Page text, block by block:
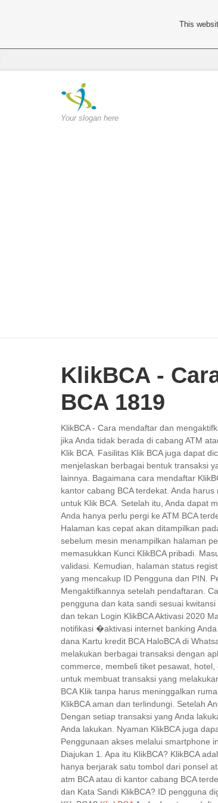
Your slogan here
KlikBCA -
BCA 1819
KlikBCA - Cara mendaftar dan
jika Anda tidak berada di cabang ATM
Klik BCA. Fasilitas Klik BCA juga dapat
menjelaskan berbagai bentuk transaksi
lainnya. Bagaimana cara mendaftar
kantor cabang BCA terdekat. Anda
untuk Klik BCA. Setelah itu, Anda dapat
Anda hanya perlu pergi ke ATM BCA
Halaman kas cepat akan ditampilkan
sebelum mesin menampilkan halaman
memasukkan Kunci KlikBCA pribadi.
validasi. Kemudian, halaman status
yang mencakup ID Pengguna dan PIN.
Mengaktifkannya setelah pendaftaran.
pengguna dan kata sandi sesuai
dan tekan Login KlikBCA Aktivasi 2020
notifikasi �aktivasi internet banking
dana Kartu kredit BCA HaloBCA di
melakukan berbagai transaksi dengan
commerce, membeli tiket pesawat,
untuk membuat transaksi yang
BCA Klik tanpa harus meninggalkan
KlikBCA aman dan terlindungi. Setelah
Dengan setiap transaksi yang Anda
Anda lakukan. Nyaman KlikBCA juga
Penggunaan akses melalui smartphone
Diajukan 1. Apa itu KlikBCA? KlikBCA
hanya berjarak satu tombol dari ponsel
atm BCA atau di kantor cabang BCA
dan Kata Sandi KlikBCA? ID pengguna
This